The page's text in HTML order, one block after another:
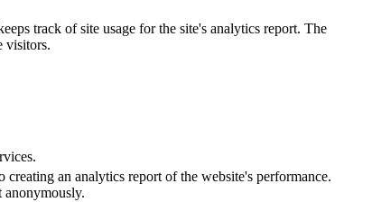
track of site usage for the site's analytics report. The
visitors.
an analytics report of the website's performance.
anonymously.